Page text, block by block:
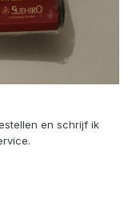
en schrijf ik